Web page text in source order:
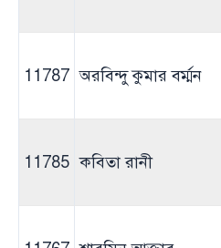
11787 অরবিন্দু কুমার বর্ম্মন
11785 কবিতা রানী